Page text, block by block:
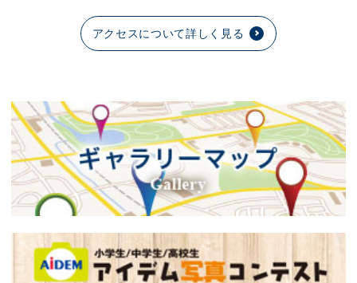
アクセスについて詳しく見る